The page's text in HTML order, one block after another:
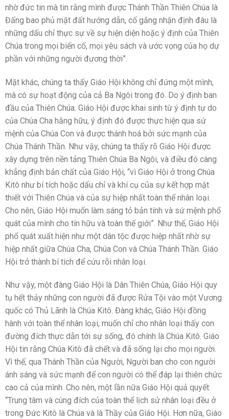
nhờ đức tin mà tin rằng mình được Thánh Thần Thiên Chúa là
Đấng bao phủ mặt đất hướng dẫn, cố gắng nhận định đâu là
những dấu chỉ thực sự về sự hiện diện hoặc ý định của Thiên
Chúa trong mọi biến cố, mọi yêu sách và ước vọng của họ dự
phần với những người đương thời”.
Mặt khác, chúng ta thấy Giáo Hội không chỉ đứng một mình,
mà có sự hoạt động của cả Ba Ngôi trong đó. Do ý định ban
đầu của Thiên Chúa. Giáo Hội được khai sinh từ ý định tự do
của Chúa Cha hằng hữu, ý định đó được thực hiện qua sứ
mệnh của Chúa Con và được thánh hoá bởi sức mạnh của
Chúa Thánh Thần. Như vậy, chúng ta thấy rõ Giáo Hội được
xây dựng trên nền tảng Thiên Chúa Ba Ngôi, và điều đó càng
khẳng định bản chất của Giáo Hội, “vì Giáo Hội ở trong Chúa
Kitô như bí tích hoặc dấu chỉ và khí cụ của sự kết hợp mật
thiết với Thiên Chúa và của sự hiệp nhất toàn thể nhân loại.
Cho nên, Giáo Hội muốn làm sáng tỏ bản tính và sứ mệnh phổ
quát của mình cho tín hữu và toàn thế giới”. Như thế, Giáo Hội
phổ quát xuất hiện như một dân tộc được hiệp nhất nhờ sự
hiệp nhất giữa Chúa Cha, Chúa Con và Chúa Thánh Thần. Giáo
Hội trở thành bí tích để cứu rỗi nhân loại.
Như vậy, một đàng Giáo Hội là Dân Thiên Chúa, Giáo Hội quy
tụ hết thảy những con người đã được Rửa Tội vào một Vương
quốc có Thủ Lãnh là Chúa Kitô. Đàng khác, Giáo Hội đồng
hành với toàn thể nhân loại, muốn chỉ cho nhân loại thấy con
đường đích thực dẫn tới sự sống, đó chính là Chúa Kitô. Giáo
Hội tin rằng Chúa Kitô đã chết và đã sống lại cho mọi người.
Vì thế, qua Thánh Thần của Người, Người ban cho con người
ánh sáng và sức mạnh để con người có thể đáp lại thiên chức
cao cả của mình. Cho nên, một lần nữa Giáo Hội quả quyết:
“Trung tâm và cùng đích của toàn thể lịch sử nhân loại đều ở
trong Đức Kitô là Chúa và là Thầy của Giáo Hội. Hơn nữa, Giáo